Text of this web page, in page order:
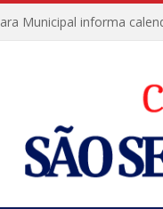
Municipal informa